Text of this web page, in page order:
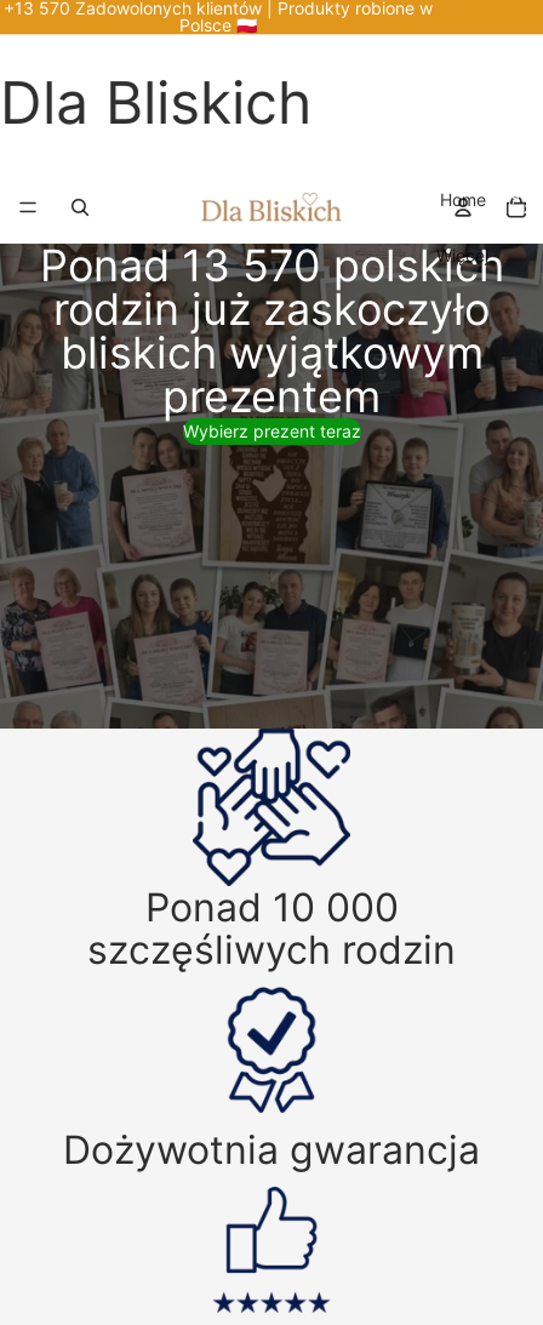
+13 570 Zadowolonych klientów | Produkty robione w
Polsce 🇵🇱
Dla Bliskich
Home
Więcej
0
Ponad 13 570 polskich
rodzin już zaskoczyło
bliskich wyjątkowym
prezentem
Wybierz prezent teraz
Ponad 10 000
szczęśliwych rodzin
Dożywotnia gwarancja